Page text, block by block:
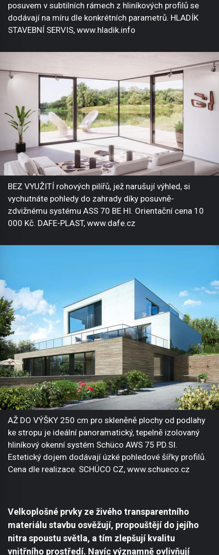
posuvem v subtilních rámech z hliníkových profilů se
dodávají na míru dle konkrétních parametrů. HLADÍK
STAVEBNÍ SERVIS, www.hladik.info
BEZ VYUŽITÍ rohových pilířů, jež narušují výhled, si
vychutnáte pohledy do zahrady díky posuvně-
zdvižnému systému ASS 70 BE HI. Orientační cena 10
000 Kč. DAFE-PLAST, www.dafe.cz
AŽ DO VÝŠKY 250 cm pro skleněně plochy od podlahy
ke stropu je ideální panoramatický, tepelně izolovaný
hliníkový okenní systém Schüco AWS 75 PD.SI.
Estetický dojem dodávají úzké pohledové šířky profilů.
Cena dle realizace. SCHÜCO CZ, www.schueco.cz
Velkoplošné prvky ze živého transparentního
materiálu stavbu osvěžují, propouštějí do jejího
nitra spoustu světla, a tím zlepšují kvalitu
vnitřního prostředí. Navíc významně ovlivňují